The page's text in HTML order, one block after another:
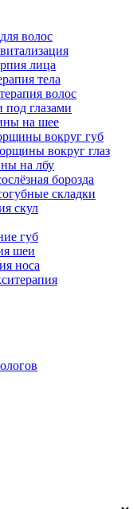
волос
лица
тела
волос
под глазами
на шее
вокруг губ
вокруг глаз
на лбу
борозда
складки
скул
губ
шеи
носа